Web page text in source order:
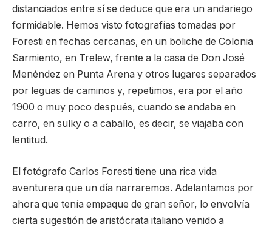
distanciados entre sí se deduce que era un andariego
formidable. Hemos visto fotografías tomadas por
Foresti en fechas cercanas, en un boliche de Colonia
Sarmiento, en Trelew, frente a la casa de Don José
Menéndez en Punta Arena y otros lugares separados
por leguas de caminos y, repetimos, era por el año
1900 o muy poco después, cuando se andaba en
carro, en sulky o a caballo, es decir, se viajaba con
lentitud.
El fotógrafo Carlos Foresti tiene una rica vida
aventurera que un día narraremos. Adelantamos por
ahora que tenía empaque de gran señor, lo envolvía
cierta sugestión de aristócrata italiano venido a